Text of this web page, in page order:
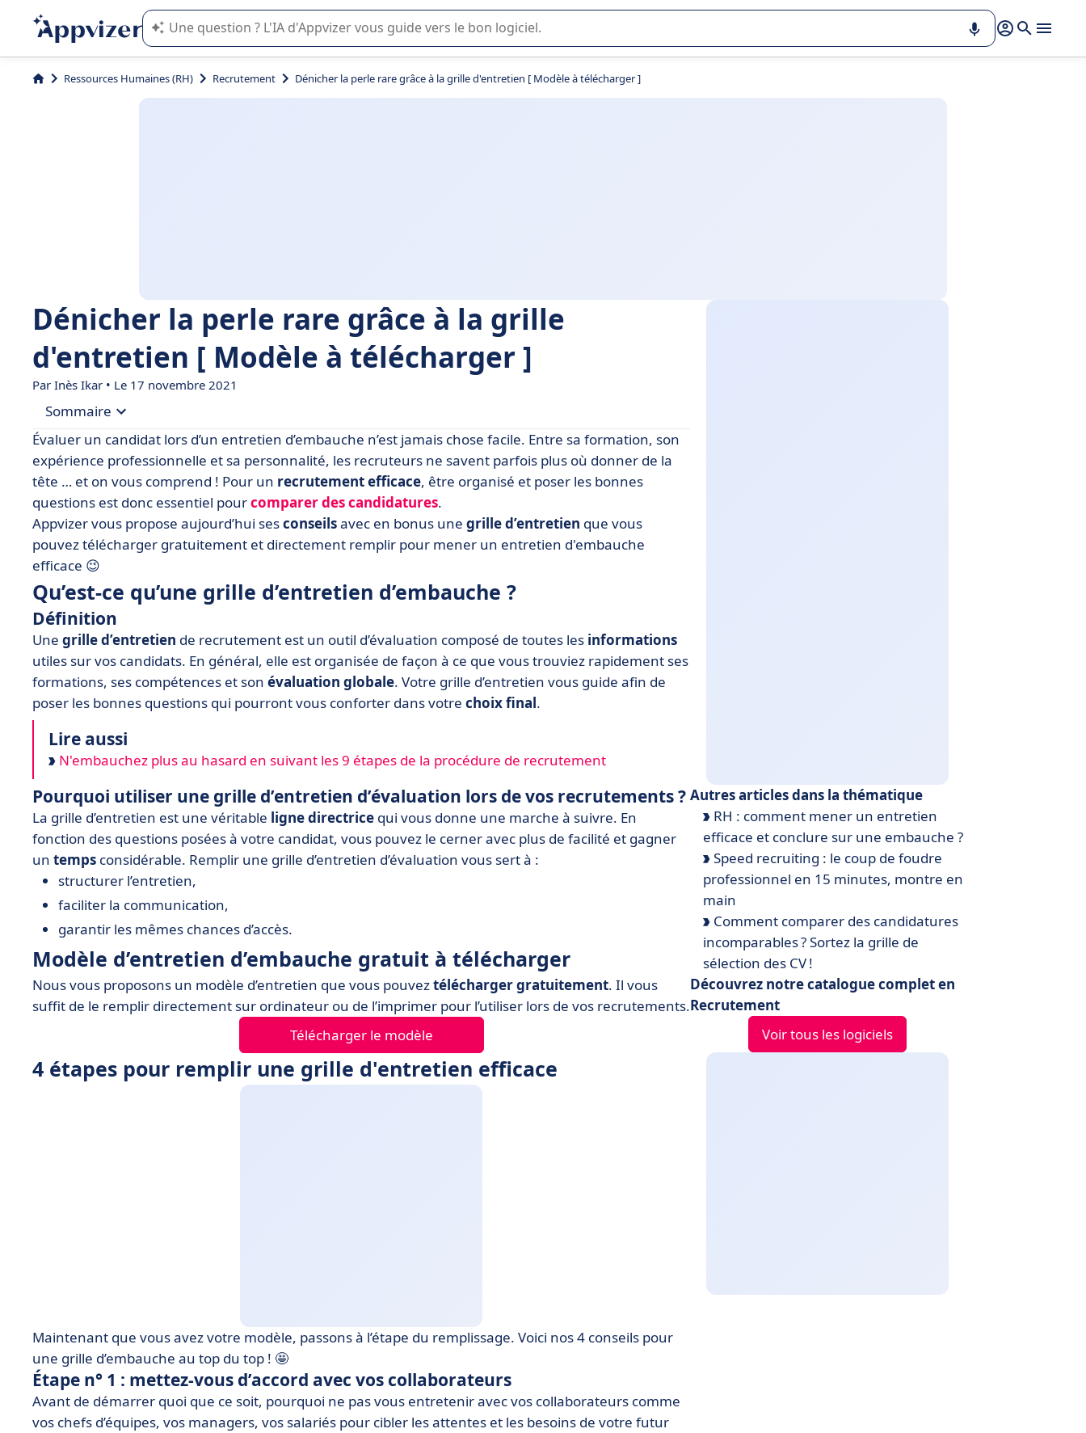
L'IA de Appvizer vous guide dans l'utilisation ou la sélection de logiciel SaaS en entreprise.
Ressources Humaines (RH) Recrutement Dénicher la perle rare grâce à la grille d'entretien [ Modèle à télécharger ]
Dénicher la perle rare grâce à la grille
d'entretien [ Modèle à télécharger ]
Par Inès Ikar • Le 17 novembre 2021
Sommaire
• Qu’est-ce qu’une grille d’entretien d’embauche ?
• Modèle d’entretien d’embauche gratuit à télécharger
• 4 étapes pour remplir une grille d'entretien efficace
Évaluer un candidat lors d’un entretien d’embauche n’est jamais chose facile. Entre sa formation, son
expérience professionnelle et sa personnalité, les recruteurs ne savent parfois plus où donner de la
tête … et on vous comprend ! Pour un recrutement efficace, être organisé et poser les bonnes
questions est donc essentiel pourcomparer des candidatures.
Appvizer vous propose aujourd’hui sesconseilsavec en bonus une grille d’entretien que vous
pouvez télécharger gratuitement et directement remplir pour mener un entretien d'embauche
efficace 😉
Qu’est-ce qu’une grille d’entretien d’embauche ?
Définition
Une grille d’entretien de recrutement est un outil d’évaluation composé de toutes les informations
utiles sur vos candidats. En général, elle est organisée de façon à ce que vous trouviez rapidement ses
formations, ses compétences et son évaluation globale. Votre grille d’entretien vous guide afin de
poser les bonnes questions qui pourront vous conforter dans votre choix final.
Lire aussi
N'embauchez plus au hasard en suivant les 9 étapes de la procédure de recrutement
Pourquoi utiliser une grille d’entretien d’évaluation lors de vos recrutements ?
La grille d’entretien est une véritable ligne directrice qui vous donne une marche à suivre. En
fonction des questions posées à votre candidat, vous pouvez le cerner avec plus de facilité et gagner
un temps considérable. Remplir une grille d’entretien d’évaluation vous sert à :
structurer l’entretien,
faciliter la communication,
garantir les mêmes chances d’accès.
Modèle d’entretien d’embauche gratuit à télécharger
Nous vous proposons un modèle d’entretien que vous pouveztélécharger gratuitement. Il vous
suffit de le remplir directement sur ordinateur ou de l’imprimer pour l’utiliser lors de vos recrutements.
Télécharger le modèle
4 étapes pour remplir une grille d'entretien efficace
Maintenant que vous avez votre modèle, passons à l’étape du remplissage. Voici nos 4 conseils pour
une grille d’embauche au top du top ! 🤩
Étape n° 1 : mettez-vous d’accord avec vos collaborateurs
Avant de démarrer quoi que ce soit, pourquoi ne pas vous entretenir avec vos collaborateurs comme
vos chefs d’équipes, vos managers, vos salariés pour cibler les attentes et les besoins de votre futur
Autres articles dans la thématique
RH : comment mener un entretien
efficace et conclure sur une embauche ?
Speed recruiting : le coup de foudre
professionnel en 15 minutes, montre en
main
Comment comparer des candidatures
incomparables ? Sortez la grille de
sélection des CV !
Découvrez notre catalogue complet en
Recrutement
Voir tous les logiciels